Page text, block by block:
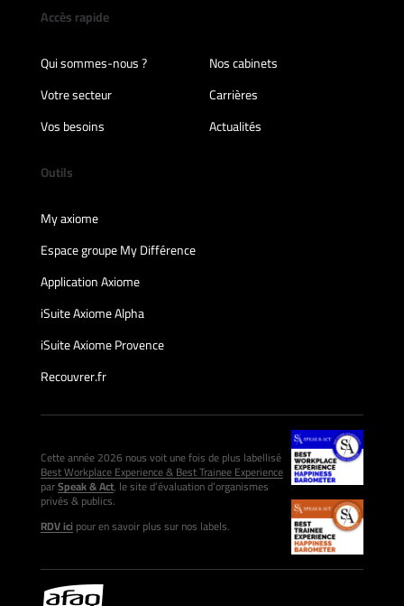
Accès rapide
Qui sommes-nous ?
Nos cabinets
Votre secteur
Carrières
Vos besoins
Actualités
Outils
My axiome
Espace groupe My Différence
Application Axiome
iSuite Axiome Alpha
iSuite Axiome Provence
Recouvrer.fr
Cette année 2026 nous voit une fois de plus labellisé
Best Workplace Experience & Best Trainee Experience
parSpeak & Act, le site d’évaluation d’organismes
privés & publics.
RDV icipour en savoir plus sur nos labels.